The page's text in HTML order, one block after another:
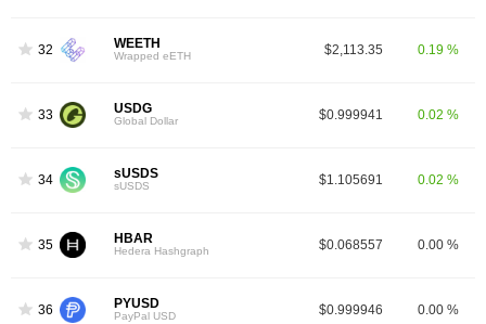
32 WEETH
Wrapped eETH $2,113.35 0.19 %
33 USDG
Global Dollar $0.999941 0.02 %
34 sUSDS
sUSDS $1.105691 0.02 %
35 HBAR
Hedera Hashgraph $0.068557 0.00 %
36 PYUSD
PayPal USD $0.999946 0.00 %